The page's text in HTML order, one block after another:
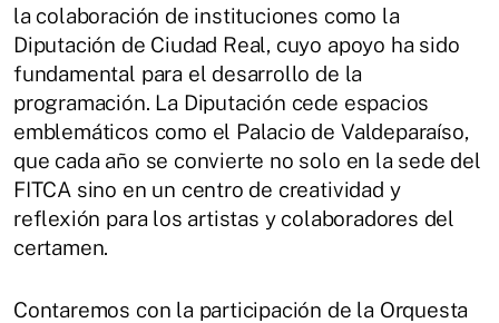
la colaboración de instituciones como la
Diputación de Ciudad Real, cuyo apoyo ha sido
fundamental para el desarrollo de la
programación. La Diputación cede espacios
emblemáticos como el Palacio de Valdeparaíso,
que cada año se convierte no solo en la sede del
FITCA sino en un centro de creatividad y
reflexión para los artistas y colaboradores del
certamen.
Contaremos con la participación de la Orquesta